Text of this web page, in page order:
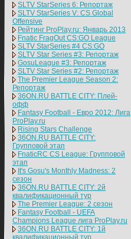
SLTV StarSeries 6: Репортаж
SLTV StarSeries V: CS Global
Offensive
Рейтинг ProPlay.ru: Январь 2013
Fnatic FragOut CS:GO League
SLTV StarSeries #4 CS:GO
SLTV Star Series #3: Репортаж
GosuLeague #3: Репортаж
SLTV Star Series #2: Репортаж
The Premier League Season 2:
Репортаж
36ON.RU BATTLE CITY: Плей-
офф
Fantasy Football - Евро 2012: Лига
ProPlay.ru
Rising Stars Challenge
36ON.RU BATTLE CITY:
Групповой этап
FnaticRC CS League: Групповой
этап
It's Gosu's Monthly Madness: 2
сезон
36ON.RU BATTLE CITY: 2й
квалификационный тур
The Premier League: 2 cезон
Fantasy Football - UEFA
Champions League лига ProPlay.ru
36ON.RU BATTLE CITY: 1й
квалификационный тур